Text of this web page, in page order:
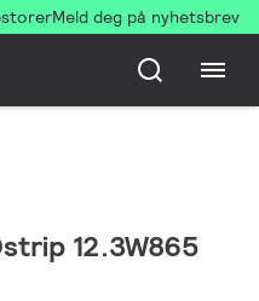
Meld deg på nyhetsbrev
12.3W865